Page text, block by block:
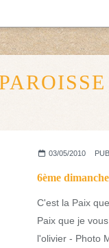
03/05/2010
6ème
C'est la Paix
Paix que je
l'olivier - Photo